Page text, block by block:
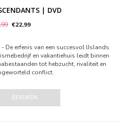
| DVD
€22,99
De erfenis van een succesvol IJslands
en vakantiehuis leidt binnen
tot hebzucht, rivaliteit en
conflict.
BEKIJKEN